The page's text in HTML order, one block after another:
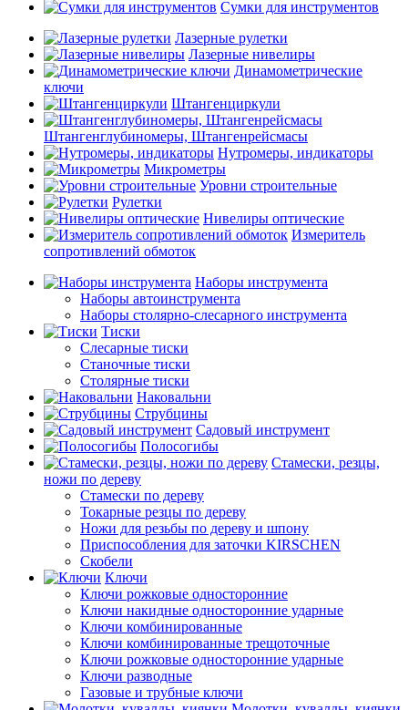
Сумки для инструментов
Лазерные рулетки
Лазерные нивелиры
Динамометрические
ключи
Штангенциркули
Штангенглубиномеры, Штангенрейсмасы
Нутромеры, индикаторы
Микрометры
Уровни строительные
Рулетки
Нивелиры оптические
Измеритель
сопротивлений обмоток
Наборы инструмента
Наборы автоинструмента
Наборы столярно-слесарного инструмента
Тиски
Слесарные тиски
Станочные тиски
Столярные тиски
Наковальни
Струбцины
Садовый инструмент
Полосогибы
Стамески, резцы,
ножи по дереву
Стамески по дереву
Токарные резцы по дереву
Ножи для резьбы по дереву и шпону
Приспособления для заточки KIRSCHEN
Скобели
Ключи
Ключи рожковые односторонние
Ключи накидные односторонние ударные
Ключи комбинированные
Ключи комбинированные трещоточные
Ключи рожковые односторонние ударные
Ключи разводные
Газовые и трубные ключи